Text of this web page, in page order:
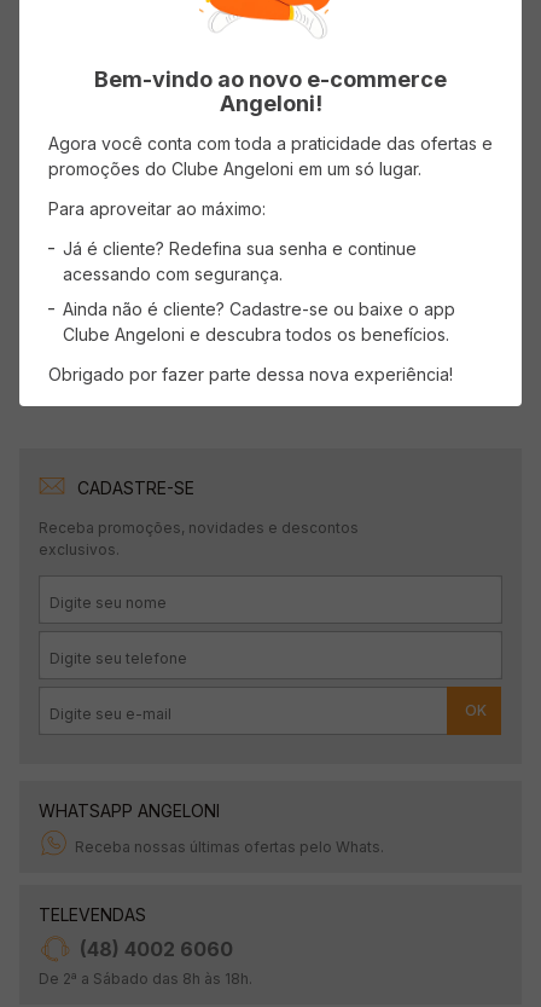
Avaliações
Carregando…
Faça login para escrever uma avaliação.
Mais recentes Todos
CADASTRE-SE
Receba promoções, novidades e descontos
exclusivos.
OK
WHATSAPP ANGELONI
Receba nossas últimas ofertas pelo Whats.
TELEVENDAS
(48) 4002 6060
De 2ª a Sábado das 8h às 18h.
Bem-vindo ao novo e-commerce
Angeloni!
Agora você conta com toda a praticidade das ofertas e
promoções do Clube Angeloni em um só lugar.
Para aproveitar ao máximo:
Já é cliente? Redefina sua senha e continue
acessando com segurança.
Ainda não é cliente? Cadastre-se ou baixe o app
Clube Angeloni e descubra todos os benefícios.
Obrigado por fazer parte dessa nova experiência!